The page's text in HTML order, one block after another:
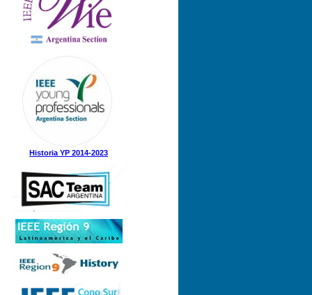
3 (21-08-2024)
2 (12-08-2024)
1 (31-05-2024)
2 (28-09-2023)
1 (07-09-2023)
7 (21-11-2022)
Historia YP 2014-2023